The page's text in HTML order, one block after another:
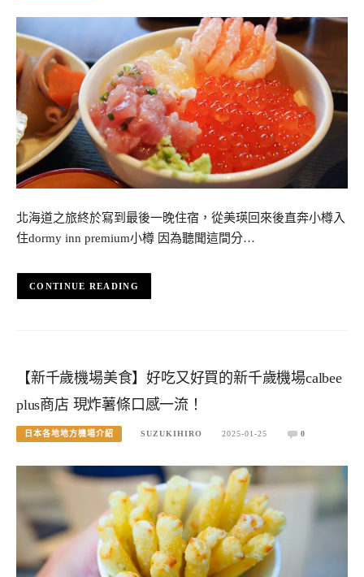
北海道之旅終於寫到最後一晚住宿，從美瑛回來後直奔小樽入
住dormy inn premium小樽 因為聽聞這間分…
CONTINUE READING
【新千歲機場美食】好吃又好買的新千歲機場calbee
plus商店 現炸薯條口感一流！
日本各地地方機場介紹 SUZUKIHIRO 2025-01-25 0